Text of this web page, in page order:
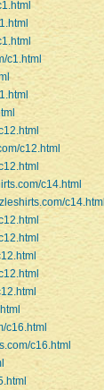
c1.html
c12.html
c14.html
c14.html
c16.html
c16.html